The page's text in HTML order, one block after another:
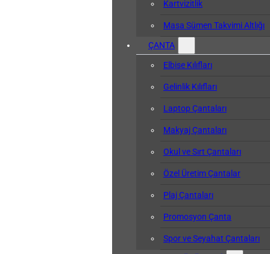
Kartvizitlik
Masa Sümen Takvimi Altlığı
ÇANTA
Elbise Kılıfları
Gelinlik Kılıfları
Laptop Çantaları
Makyaj Çantaları
Okul ve Sırt Çantaları
Özel Üretim Çantalar
Plaj Çantaları
Promosyon Çanta
Spor ve Seyahat Çantaları